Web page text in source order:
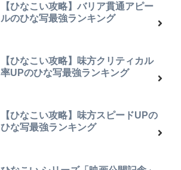
【ひなこい攻略】バリア貫通アピー
ルのひな写最強ランキング
【ひなこい攻略】味方クリティカル
率UPのひな写最強ランキング
【ひなこい攻略】味方スピードUPの
ひな写最強ランキング